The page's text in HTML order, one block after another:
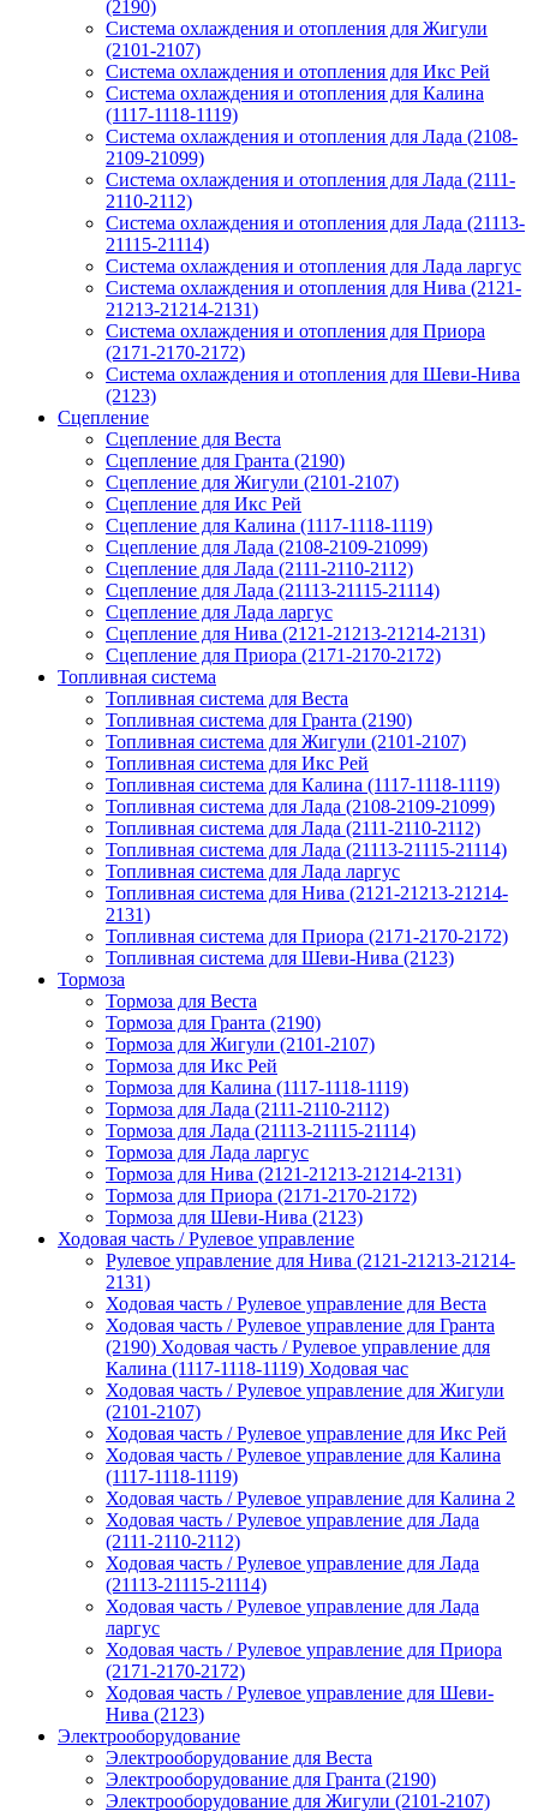
(2190)
Система охлаждения и отопления для Жигули
(2101-2107)
Система охлаждения и отопления для Икс Рей
Система охлаждения и отопления для Калина
(1117-1118-1119)
Система охлаждения и отопления для Лада (2108-
2109-21099)
Система охлаждения и отопления для Лада (2111-
2110-2112)
Система охлаждения и отопления для Лада (21113-
21115-21114)
Система охлаждения и отопления для Лада ларгус
Система охлаждения и отопления для Нива (2121-
21213-21214-2131)
Система охлаждения и отопления для Приора
(2171-2170-2172)
Система охлаждения и отопления для Шеви-Нива
(2123)
Сцепление
Сцепление для Веста
Сцепление для Гранта (2190)
Сцепление для Жигули (2101-2107)
Сцепление для Икс Рей
Сцепление для Калина (1117-1118-1119)
Сцепление для Лада (2108-2109-21099)
Сцепление для Лада (2111-2110-2112)
Сцепление для Лада (21113-21115-21114)
Сцепление для Лада ларгус
Сцепление для Нива (2121-21213-21214-2131)
Сцепление для Приора (2171-2170-2172)
Топливная система
Топливная система для Веста
Топливная система для Гранта (2190)
Топливная система для Жигули (2101-2107)
Топливная система для Икс Рей
Топливная система для Калина (1117-1118-1119)
Топливная система для Лада (2108-2109-21099)
Топливная система для Лада (2111-2110-2112)
Топливная система для Лада (21113-21115-21114)
Топливная система для Лада ларгус
Топливная система для Нива (2121-21213-21214-
2131)
Топливная система для Приора (2171-2170-2172)
Топливная система для Шеви-Нива (2123)
Тормоза
Тормоза для Веста
Тормоза для Гранта (2190)
Тормоза для Жигули (2101-2107)
Тормоза для Икс Рей
Тормоза для Калина (1117-1118-1119)
Тормоза для Лада (2111-2110-2112)
Тормоза для Лада (21113-21115-21114)
Тормоза для Лада ларгус
Тормоза для Нива (2121-21213-21214-2131)
Тормоза для Приора (2171-2170-2172)
Тормоза для Шеви-Нива (2123)
Ходовая часть / Рулевое управление
Рулевое управление для Нива (2121-21213-21214-
2131)
Ходовая часть / Рулевое управление для Веста
Ходовая часть / Рулевое управление для Гранта
(2190) Ходовая часть / Рулевое управление для
Калина (1117-1118-1119) Ходовая час
Ходовая часть / Рулевое управление для Жигули
(2101-2107)
Ходовая часть / Рулевое управление для Икс Рей
Ходовая часть / Рулевое управление для Калина
(1117-1118-1119)
Ходовая часть / Рулевое управление для Калина 2
Ходовая часть / Рулевое управление для Лада
(2111-2110-2112)
Ходовая часть / Рулевое управление для Лада
(21113-21115-21114)
Ходовая часть / Рулевое управление для Лада
ларгус
Ходовая часть / Рулевое управление для Приора
(2171-2170-2172)
Ходовая часть / Рулевое управление для Шеви-
Нива (2123)
Электрооборудование
Электрооборудование для Веста
Электрооборудование для Гранта (2190)
Электрооборудование для Жигули (2101-2107)